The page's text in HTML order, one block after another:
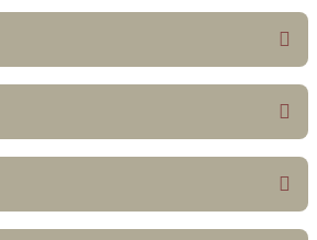
ilk yorumu siz yapın!
henüz soru sorulmamış.